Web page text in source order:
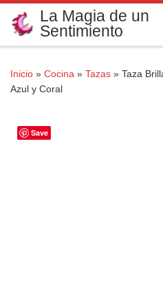
Saltar al contenido
La Magia de un
Sentimiento
Inicio » Cocina » Tazas » Taza
Azul y Coral
Save